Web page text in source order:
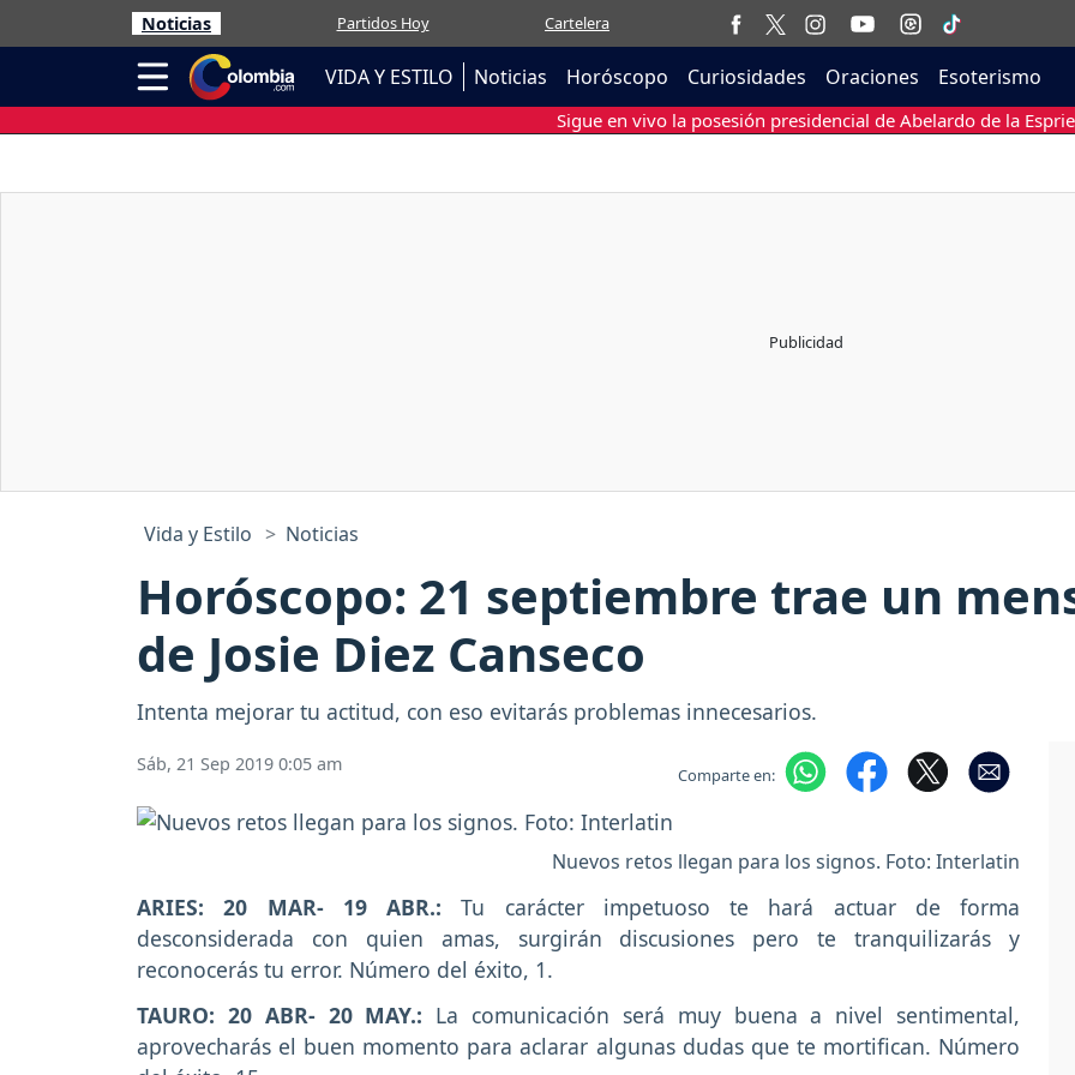
Noticias Partidos Hoy Cartelera
VIDA Y ESTILO Noticias Horóscopo Curiosidades Oraciones Esoterismo
Sigue en vivo la posesión presidencial de Abelardo de la
Vida y Estilo Noticias
Horóscopo: 21 septiembre trae un
de Josie Diez Canseco
Intenta mejorar tu actitud, con eso evitarás problemas innecesarios.
Sáb, 21 Sep 2019 0:05 am Comparte en:
Nuevos retos llegan para los signos. Foto: Interlatin
ARIES: 20 MAR- 19 ABR.:Tu carácter impetuoso te hará actuar de forma
desconsiderada con quien amas, surgirán discusiones pero te tranquilizarás y
reconocerás tu error. Número del éxito, 1.
TAURO: 20 ABR- 20 MAY.: La comunicación será muy buena a nivel sentimental,
aprovecharás el buen momento para aclarar algunas dudas que te mortifican. Número